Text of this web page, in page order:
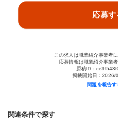
応募す
この求人は職業紹介事業者
応募情報は職業紹介事業
原稿ID：
掲載開始日：2026/
問題を報告す
関連条件で探す